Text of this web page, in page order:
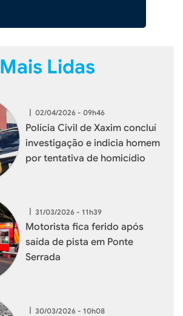
Mais Lidas
| 02/04/2026 - 09h46
Polícia Civil de Xaxim concluí
investigação e indicia homem
por tentativa de homicídio
| 31/03/2026 - 11h39
Motorista fica ferido após
saída de pista em Ponte
Serrada
30/03/2026 - 10h08